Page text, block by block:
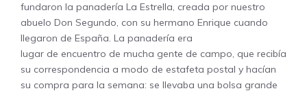
fundaron la panadería La Estrella, creada por nuestro
abuelo Don Segundo, con su hermano Enrique cuando
llegaron de España. La panadería era
lugar de encuentro de mucha gente de campo, que recibía
su correspondencia a modo de estafeta postal y hacían
su compra para la semana: se llevaba una bolsa grande